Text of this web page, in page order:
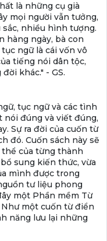
là những cụ già
mọi người vẫn tưởng,
sắc, nhiều hình tượng.
hàng ngày, bà con
ngữ là cái vốn vô
tiếng nói dân tộc,
khác." - GS.
tục ngữ và các tình
nói đúng và viết đúng,
Sự ra đời của cuốn từ
đó. Cuốn sách này sẽ
của từng thành
sung kiến thức, vừa
mình được trong
tư liệu phong
một Phần mềm Từ
một cuốn từ điển
năng lưu lại những